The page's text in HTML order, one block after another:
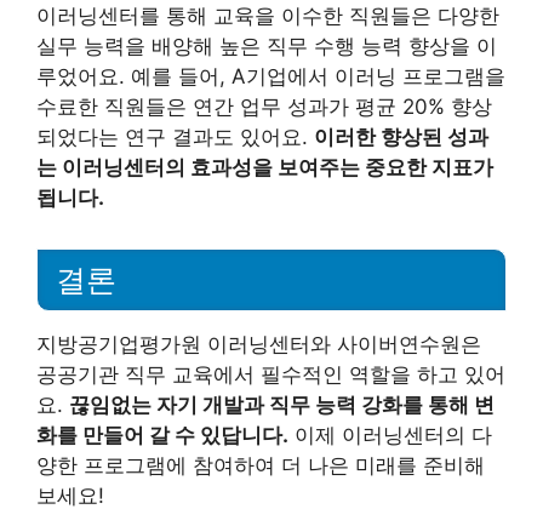
이러닝센터를 통해 교육을 이수한 직원들은 다양한
실무 능력을 배양해 높은 직무 수행 능력 향상을 이
루었어요. 예를 들어, A기업에서 이러닝 프로그램을
수료한 직원들은 연간 업무 성과가 평균 20% 향상
되었다는 연구 결과도 있어요. 이러한 향상된 성과
는 이러닝센터의 효과성을 보여주는 중요한 지표가
됩니다.
결론
지방공기업평가원 이러닝센터와 사이버연수원은
공공기관 직무 교육에서 필수적인 역할을 하고 있어
요. 끊임없는 자기 개발과 직무 능력 강화를 통해 변
화를 만들어 갈 수 있답니다. 이제 이러닝센터의 다
양한 프로그램에 참여하여 더 나은 미래를 준비해
보세요!